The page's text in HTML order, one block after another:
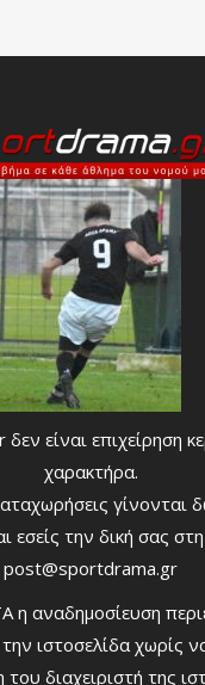
είναι επιχείρηση
χαρακτήρα.
γίνονται
εσείς την δική σας
post@sportdrama.gr
αναδημοσίευση
ιστοσελίδα χωρίς
διαχειριστή της